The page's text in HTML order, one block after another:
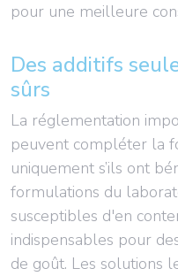
pour une meilleure
Des additifs
sûrs
La réglementation
peuvent compléter la
uniquement s’ils ont
formulations du
susceptibles d'en
indispensables pour
de goût. Les solutions